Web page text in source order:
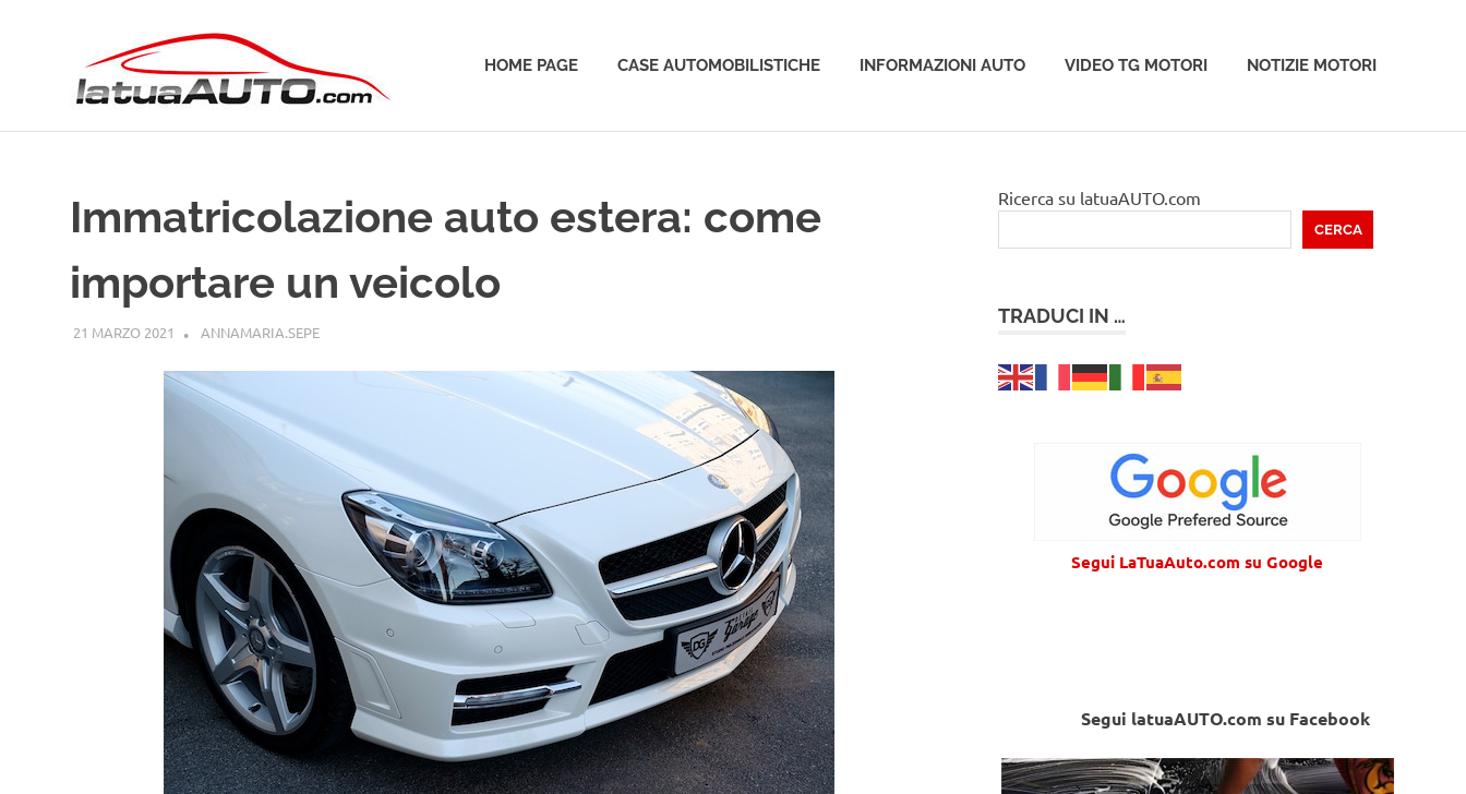
HOME PAGE CASE AUTOMOBILISTICHE INFORMAZIONI AUTO VIDEO TG MOTORI NOTIZIE MOTORI
Immatricolazione auto estera: come
importare un veicolo
21 MARZO 2021 ANNAMARIA.SEPEGUIDE
Ricerca su latuaAUTO.com
CERCA
TRADUCI IN …
Segui LaTuaAuto.com su Google
Segui latuaAUTO.com su Facebook